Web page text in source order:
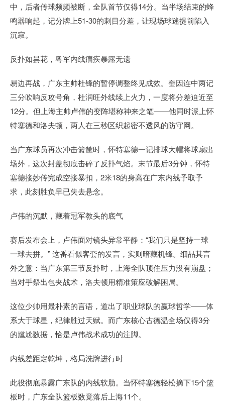
中，后者传球频频被断，全队首节仅得14分。当半场结束的蜂
鸣器响起，记分牌上51-30的刺目分差，让现场球迷提前陷入
沉寂。
反扑如昙花，粤军内线痼疾暴露无遗
易边再战，广东主帅杜锋的暂停调整终见成效。奎因连中两记
三分吹响反攻号角，杜润旺外线续上火力，一度将分差迫近至
12分。但上海主帅卢伟的变阵堪称神来之笔——他同时派上怀
特塞德和洛夫顿，两人在三秒区织起密不透风的防守网。
当广东球员再次冲击篮筐时，怀特塞德一记排球大帽将球扇出
场外，这次封盖彻底击碎了反扑气焰。末节最后3分钟，怀特
塞德接妙传完成空接暴扣，2米18的身高在广东内线予取予
求，此刻胜负早已失去悬念。
卢伟的沉默，藏着冠军教头的底气
赛后发布会上，卢伟面对镜头异常平静：“我们只是坚持一球
一球去拼。” 这番看似客套的发言，实则暗藏机锋。细品其言
外之意：当广东第三节反扑时，上海全队顶住压力没有崩盘；
当对手祭出包夹战术，洛夫顿用精准策应破解困局。
这位少帅用最朴素的言语，道出了职业球队的赢球哲学——体
系大于球星，纪律胜过天赋。而广东核心古德温全场仅得3分
的尴尬数据，恰是卢伟战术成功的注脚。
内线差距定乾坤，格局洗牌进行时
此役彻底暴露广东队的内线软肋。当怀特塞德轻松摘下15个篮
板时，广东全队篮板数竟落后上海11个。